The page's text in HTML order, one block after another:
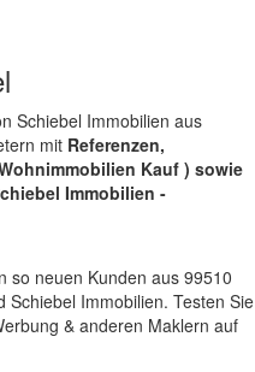
Schiebel Immobilien aus
mit Referenzen,
Kauf ) sowie
Immobilien -
so neuen Kunden aus 99510
Immobilien. Testen Sie
& anderen Maklern auf